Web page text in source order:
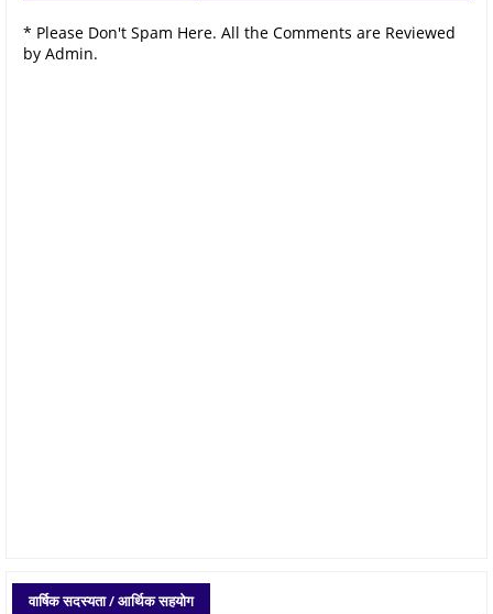
* Please Don't Spam Here. All the Comments are Reviewed
by Admin.
वार्षिक सदस्यता / आर्थिक सहयोग